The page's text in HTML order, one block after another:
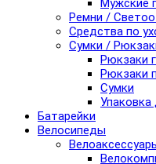
Мужские
Ремни /
Средства по
Сумки /
Рюкзаки
Рюкзаки
Сумки
Батарейки
Велосипеды